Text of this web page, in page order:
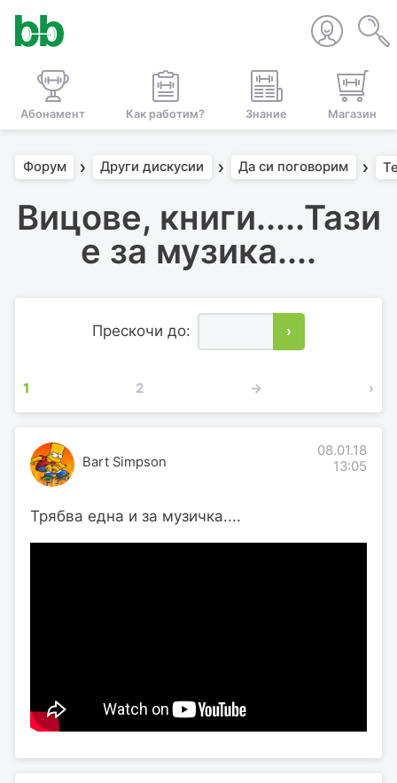
Абонамент Как работим? Знание Магазин
Форум Други дискусии Да си поговорим
Вицове, книги.....Тази
е за музика....
Прескочи до: ›
1 2 → ›
Bart Simpson
08.01.18
13:05
Трябва една и за музичка....